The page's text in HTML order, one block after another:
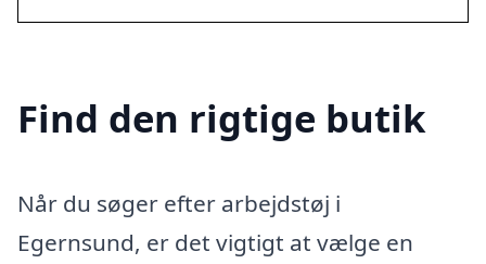
Find den rigtige butik
Når du søger efter arbejdstøj i
Egernsund, er det vigtigt at vælge en